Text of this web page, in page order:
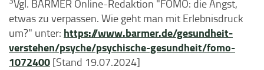
Vgl. BARMER Online-Redaktion "FOMO: die Angst,
etwas zu verpassen. Wie geht man mit Erlebnisdruck
um?" unter: https://www.barmer.de/gesundheit-
verstehen/psyche/psychische-gesundheit/fomo-
1072400 [Stand 19.07.2024]